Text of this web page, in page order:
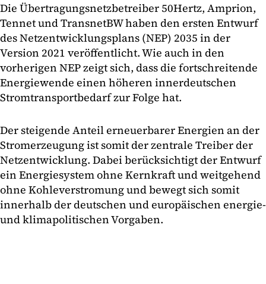
Die Übertragungsnetzbetreiber 50Hertz, Amprion,
Tennet und TransnetBW haben den ersten Entwurf
des Netzentwicklungsplans (NEP) 2035 in der
Version 2021 veröffentlicht. Wie auch in den
vorherigen NEP zeigt sich, dass die fortschreitende
Energiewende einen höheren innerdeutschen
Stromtransportbedarf zur Folge hat.
Der steigende Anteil erneuerbarer Energien an der
Stromerzeugung ist somit der zentrale Treiber der
Netzentwicklung. Dabei berücksichtigt der Entwurf
ein Energiesystem ohne Kernkraft und weitgehend
ohne Kohleverstromung und bewegt sich somit
innerhalb der deutschen und europäischen energie-
und klimapolitischen Vorgaben.